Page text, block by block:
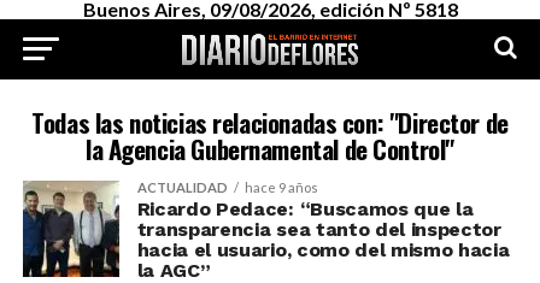
Buenos Aires, 09/08/2026, edición Nº 5818
Todas las noticias relacionadas con: "Director de
la Agencia Gubernamental de Control"
ACTUALIDAD hace 9 años
Ricardo Pedace: “Buscamos que la
transparencia sea tanto del inspector
hacia el usuario, como del mismo hacia
la AGC”